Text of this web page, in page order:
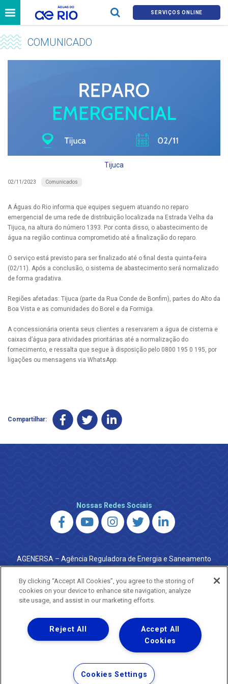
SERVIÇOS ONLINE
COMUNICADO
Tijuca
02/11/2023 Comunicados
A Águas do Rio informa que equipes seguem atuando no reparo
emergencial de uma rede de distribuição localizada na Estrada Velha da
Tijuca, na altura do número 1393. Por conta disso, o abastecimento de
água na região continua comprometido até a finalização do reparo.
O serviço está previsto para ser finalizado até o final desta quinta-feira
(02/11). Após a conclusão, o sistema de abastecimento será normalizado
de forma gradativa.
Regiões afetadas: Tijuca (parte da Rua Conde de Bonfim), partes do Alto da
Boa Vista e as comunidades do Borel e da Formiga.
A concessionária orienta seus clientes a reservarem a água de cisterna e
caixas d’água para atividades prioritárias até a normalização do
fornecimento, e ressalta que segue à disposição pelo 0800 195 0 195, por
ligações ou mensagens via WhatsApp.
Compartilhar:
Nossas Redes Sociais
AGENERSA – Agência Reguladora de Energia e Saneamento
do Estado do Rio de Janeiro
0800 024 9040 · (21) 2332-6457 (WhatsApp) ·
ouvidoria@agenersa.rj.gov.br/ouvidoria.agenersa@gmail.com
·http://www.agenersa.rj.gov.br
Uma empresa
Copyright ® 2026 - Todos os Direitos Reservados.
Termos Gerais de Uso de Sites e Aplicativos
Política de Privacidade e Proteção de Dados
By clicking “Accept All Cookies”, you agree to the storing of
cookies on your device to enhance site navigation, analyze
site usage, and assist in our marketing efforts.
Accept All
Cookies
Reject All
Cookies Settings